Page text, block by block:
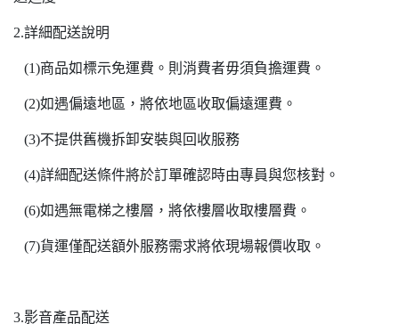
2.詳細配送說明
(1)商品如標示免運費。則消費者毋須負擔運費。
(2)如遇偏遠地區，將依地區收取偏遠運費。
(3)不提供舊機拆卸安裝與回收服務
(4)詳細配送條件將於訂單確認時由專員與您核對。
(6)如遇無電梯之樓層，將依樓層收取樓層費。
(7)貨運僅配送額外服務需求將依現場報價收取。
3.影音產品配送